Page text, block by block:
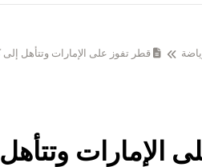
قطر تفوز على الإمارات وتتأهل إلى
وتتأهل